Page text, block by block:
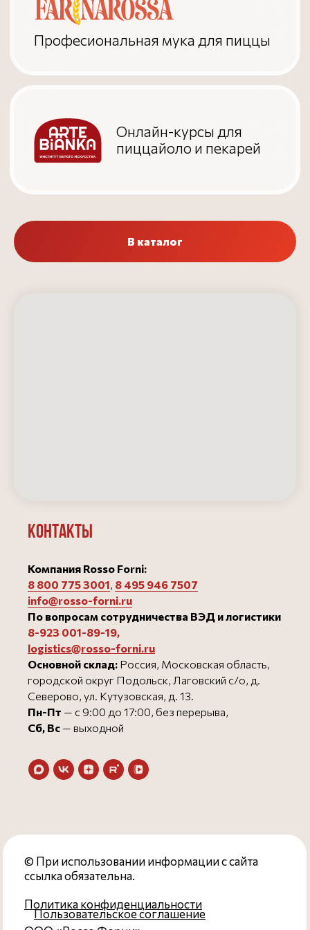
В каталог
Контакты
Компания Rosso Forni:
8 800 775 3001, 8 495 946 7507
info@rosso-forni.ru
По вопросам сотрудничества ВЭД и логистики
8-923 001-89-19,
logistics@rosso-forni.ru
Основной склад: Россия, Московская область,
городской округ Подольск, Лаговский с/о, д.
Северово, ул. Кутузовская, д. 13.
Пн-Пт — с 9:00 до 17:00, без перерыва,
Сб, Вс — выходной